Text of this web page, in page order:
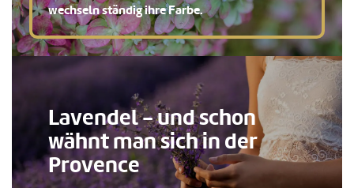
wechseln ständig ihre Farbe.
Lavendel - und schon
wähnt man sich in der
Provence